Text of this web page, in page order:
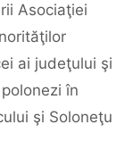
Asociaţiei
ai judeţului şi
în
şi Soloneţu